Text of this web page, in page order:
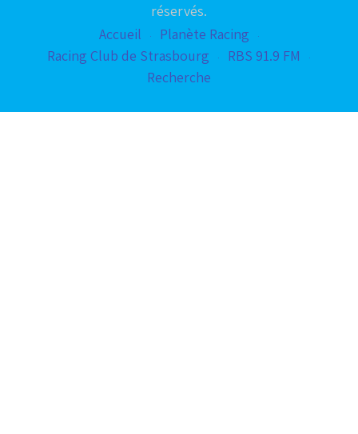
réservés.
Accueil
Planète Racing
Racing Club de Strasbourg
RBS 91.9 FM
Recherche